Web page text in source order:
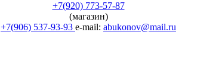
+7(920) 773-57-87
(магазин)
+7(906) 537-93-93 e-mail: abukonov@mail.ru